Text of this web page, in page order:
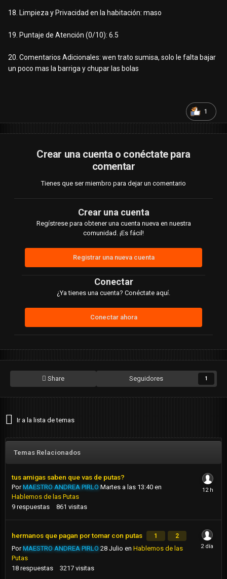
18. Limpieza y Privacidad en la habitación: maso
19. Puntaje de Atención (0/10): 6.5
20. Comentarios Adicionales: wen trato sumisa, solo le falta bajar
un poco mas la barriga y chupar las bolas
1
Crear una cuenta o conéctate para
comentar
Tienes que ser miembro para dejar un comentario
Crear una cuenta
Regístrese para obtener una cuenta nueva en nuestra
comunidad. ¡Es fácil!
Registrar una nueva cuenta
Conectar
¿Ya tienes una cuenta? Conéctate aquí.
Conectar ahora
Share Seguidores 1
Ir a la lista de temas
Temas Relacionados
tus amigas saben que vas de putas?
PorMAESTRO ANDREA PIRLO Martes a las 13:40 en
Hablemos de las Putas
9 respuestas 861 visitas
hermanos que pagan por tomar con putas 1 2
PorMAESTRO ANDREA PIRLO 28 Julio en Hablemos de las
Putas
18 respuestas 3217 visitas